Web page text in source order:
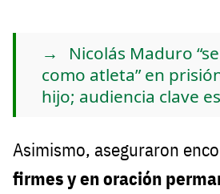
Nicolás Maduro
como atleta” en
hijo; audiencia clave
Asimismo, aseguraron
firmes y en oración